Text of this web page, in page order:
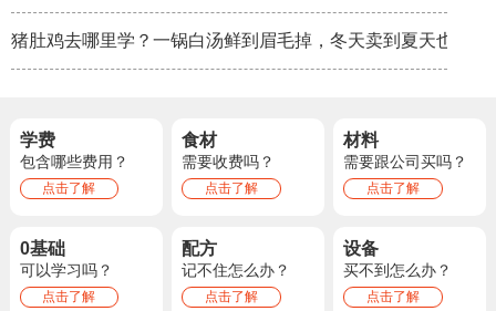
猪肚鸡去哪里学？一锅白汤鲜到眉毛掉，冬天卖到夏天也不淡
学费
包含哪些费用？
点击了解
食材
需要收费吗？
点击了解
材料
需要跟公司买吗？
点击了解
0基础
可以学习吗？
点击了解
配方
记不住怎么办？
点击了解
设备
买不到怎么办？
点击了解